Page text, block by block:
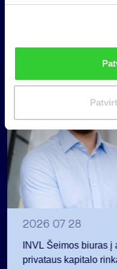
s
2026 07 28
INVL Šeimos biuras į
privataus kapitalo